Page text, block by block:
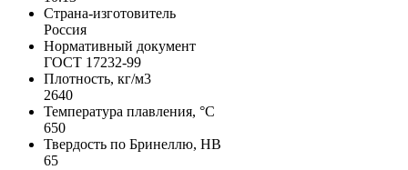
Страна-изготовитель
Россия
Нормативный документ
ГОСТ 17232-99
Плотность, кг/м3
2640
Температура плавления, °C
650
Твердость по Бринеллю, HB
65